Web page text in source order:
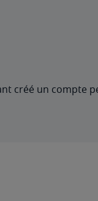
créé un compte